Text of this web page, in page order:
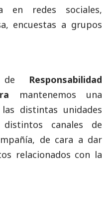
en redes sociales,
encuestas a grupos
de Responsabilidad
mantenemos una
distintas unidades
canales de
de cara a dar
relacionados con la